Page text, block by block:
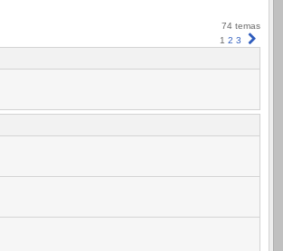
74 temas
1 2 3